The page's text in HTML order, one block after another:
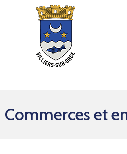
Mes
Commerces et